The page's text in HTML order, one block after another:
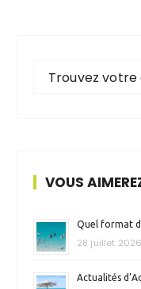
Trouvez
VOUS
Quel format
28 juillet 2026
Actualités